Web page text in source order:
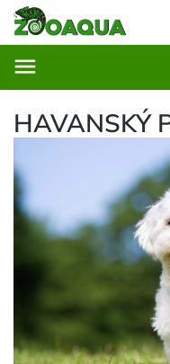
HAVANSKÝ